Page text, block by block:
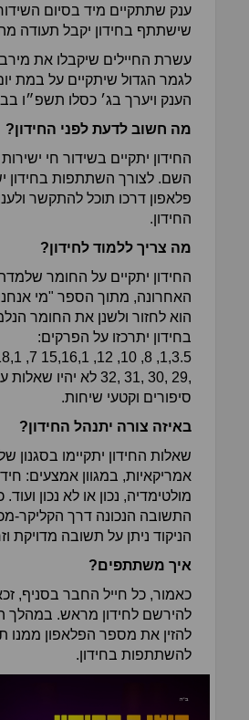
ענק שתתקיים מיד בסיום
שישתתף בחידון יקבל תעודה
עשרת החיילים שיקבלו את מירב
לגמר הגדול שיתקיים על במת
הענק ויערך בג׳ כסלו תשפ״ו
מה חשוב לדעת לפני החידון?
החידון יתקיים בשידור חי
השם. לצורך השתתפות בחידון
פלאפון דרכו תוכל להתקשר
החידון.
מה צריך ללמוד לחידון?
החידון יתקיים על החומר
האחרונה, מתוך הספר "מי
הוא לחזור ולשנן את החומר
בחידון יתרכזו על הפרקים:
,29 ,30 ,31 ,32 לא יהיו
סיפורים וקטעי שיחות.
באיזה צורה יתנהל החידון?
שאלות החידון יתקיימו בסגנון
אמריקאיות, במגוון אמצעים:
מולטימדיה, נכון או לא נכון
התשובה הנכונה דרך הקליקר-
הניקוד ניתן על תשובה מדויקת
איך משתתפים?
כאמור, כל חייל החבר בסניף,
להירשם לחידון מראש. במהלך
להזין את מספר הפלאפון ממנו
להשתתפות בחידון.